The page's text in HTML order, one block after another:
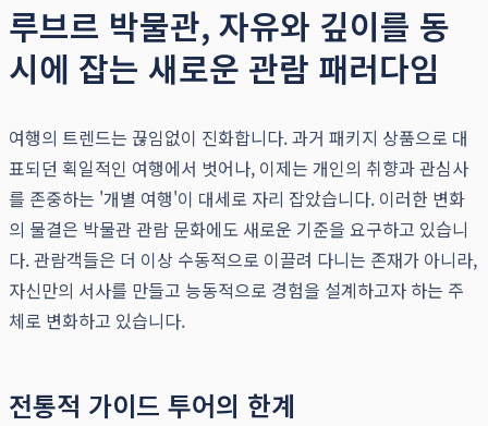
루브르 박물관, 자유와 깊이를 동
시에 잡는 새로운 관람 패러다임
여행의 트렌드는 끊임없이 진화합니다. 과거 패키지 상품으로 대
표되던 획일적인 여행에서 벗어나, 이제는 개인의 취향과 관심사
를 존중하는 '개별 여행'이 대세로 자리 잡았습니다. 이러한 변화
의 물결은 박물관 관람 문화에도 새로운 기준을 요구하고 있습니
다. 관람객들은 더 이상 수동적으로 이끌려 다니는 존재가 아니라,
자신만의 서사를 만들고 능동적으로 경험을 설계하고자 하는 주
체로 변화하고 있습니다.
전통적 가이드 투어의 한계